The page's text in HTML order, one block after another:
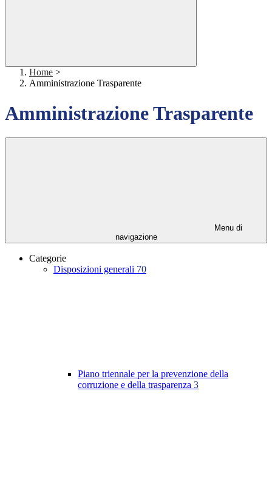
Home >
Amministrazione Trasparente
Amministrazione Trasparente
Menu di
navigazione
Categorie
Disposizioni generali 70
Piano triennale per la prevenzione della
corruzione e della trasparenza 3